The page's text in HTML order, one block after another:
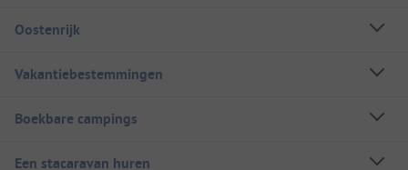
Oostenrijk
Vakantiebestemmingen
Boekbare campings
Een stacaravan huren